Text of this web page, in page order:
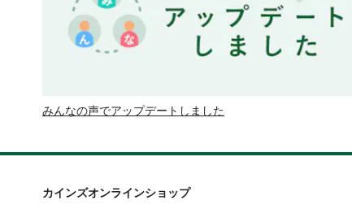
みんなの声でアップデートしました
カインズオンラインショップ